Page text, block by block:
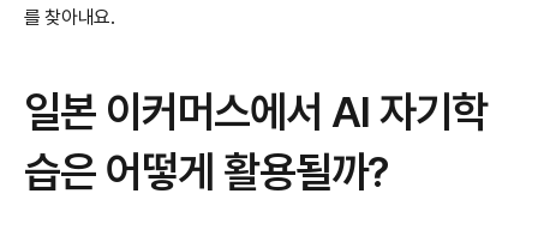
를 찾아내요.
일본 이커머스에서 AI 자기학
습은 어떻게 활용될까?